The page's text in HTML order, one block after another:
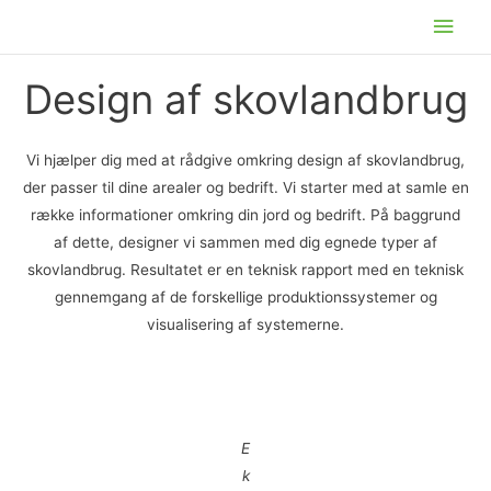
Design af skovlandbrug
Vi hjælper dig med at rådgive omkring design af skovlandbrug,
der passer til dine arealer og bedrift. Vi starter med at samle en
række informationer omkring din jord og bedrift. På baggrund
af dette, designer vi sammen med dig egnede typer af
skovlandbrug. Resultatet er en teknisk rapport med en teknisk
gennemgang af de forskellige produktionssystemer og
visualisering af systemerne.
E
k